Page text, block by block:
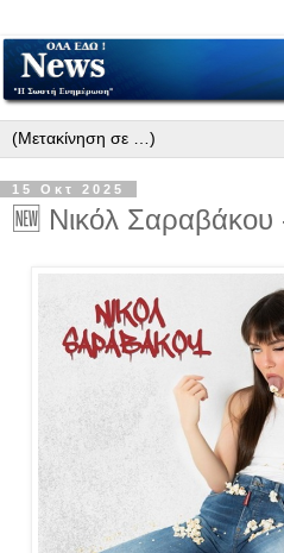
15 Οκτ 2025
🆕 Νικόλ